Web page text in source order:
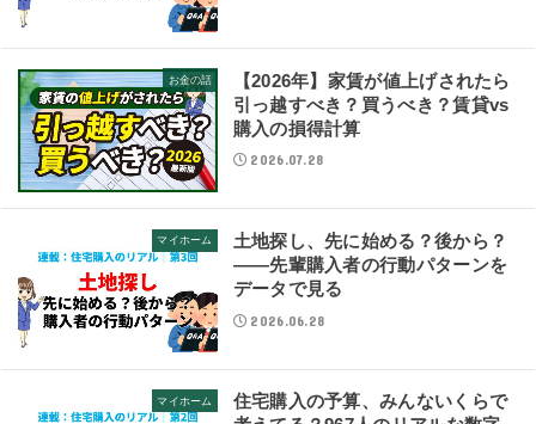
お金の話
【2026年】家賃が値上げされたら
引っ越すべき？買うべき？賃貸vs
購入の損得計算
2026.07.28
マイホーム
土地探し、先に始める？後から？
——先輩購入者の行動パターンを
データで見る
2026.06.28
マイホーム
住宅購入の予算、みんないくらで